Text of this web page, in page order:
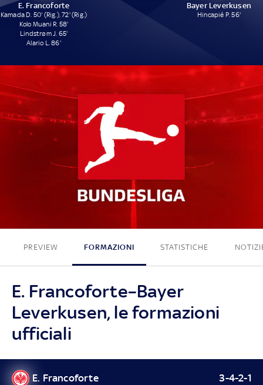
E. Francoforte
Kamada D. 50' (Rig.), 72' (Rig.)
Kolo Muani R. 58'
Lindstrøm J. 65'
Alario L. 86'
Bayer Leverkusen
Hincapié P. 56'
5 - 1
PREVIEW FORMAZIONI STATISTICHE
E. Francoforte–Bayer
Leverkusen, le formazioni
ufficiali
E. Francoforte 3-4-2-1